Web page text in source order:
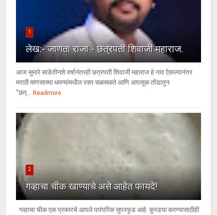
1
लेख:- जाणता राजा - छत्रपती शिवाजी महाराज.
आज सुमारे साडेतीनशे वर्षानंतरही छत्रपती शिवाजी महाराज हे नाव ऐकल्यानंतर
मराठी माणसाच्या धमन्यांमधील रक्त सळसळते आणि आपसूक तोंडातून
"छत्...
Readmore
2
गव्हाचा चीक खाण्याचे असे आहेत फायदे!
गव्हाचा चीक एक प्रकारचे आपले पारंपरिक सुपरफूड आहे. कुरडया करण्यासाठीही